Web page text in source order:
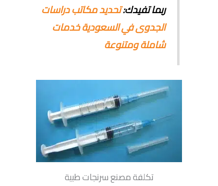
ربما تفيدك:تحديد مكاتب دراسات
الجدوى في السعودية خدمات
شاملة ومتنوعة
تكلفة مصنع سرنجات طبية